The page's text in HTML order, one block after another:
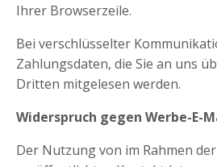
Ihrer Browserzeile.
Bei verschlüsselter
Zahlungsdaten, die Sie an uns
Dritten mitgelesen werden.
Widerspruch gegen Werbe-E-
Der Nutzung von im Rahmen